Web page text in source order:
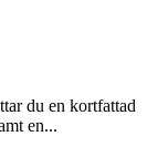
du en kortfattad
en...